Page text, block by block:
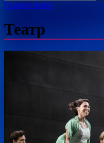
Главное меню
Театр